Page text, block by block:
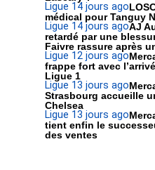
Ligue 14 jours ago
médical pour Tanguy
Ligue 1 4 jours agoAJ
retardé par une
Faivre rassure après
Ligue 12 jours ago
frappe fort avec
Ligue 1
Ligue 13 jours ago
Strasbourg accueille
Chelsea
Ligue 13 jours ago
tient enfin le
des ventes